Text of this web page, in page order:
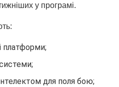
у програмі.
платформи;
для поля бою;